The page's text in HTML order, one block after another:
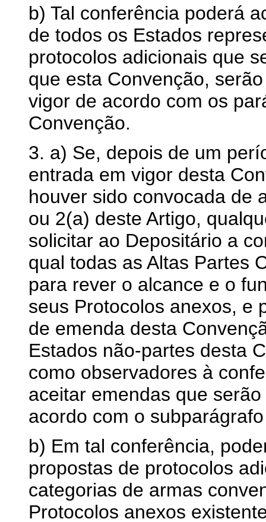
b) Tal conferência poderá
de todos os Estados
protocolos adicionais que
que esta Convenção,
vigor de acordo com os
Convenção.
3. a) Se, depois de um
entrada em vigor desta
houver sido convocada de
ou 2(a) deste Artigo,
solicitar ao Depositário a
qual todas as Altas Partes
para rever o alcance e o
seus Protocolos anexos, e
de emenda desta
Estados não-partes desta
como observadores à
aceitar emendas que
acordo com o
b) Em tal conferência,
propostas de protocolos
categorias de armas
Protocolos anexos